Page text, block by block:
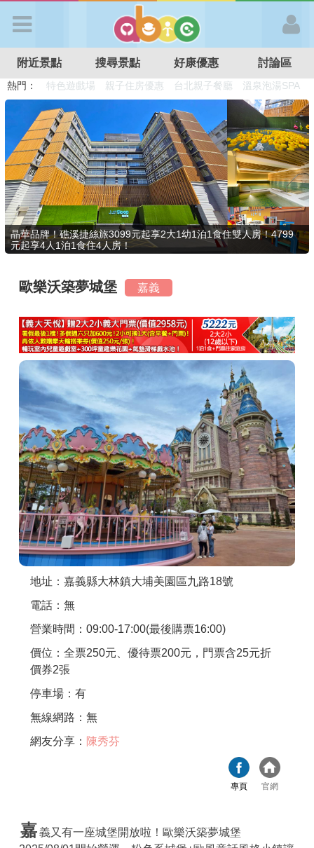
APP登入
首 頁
搜尋景點
好康優惠
最新消息
最新留言
商家合作
推薦景點
討論區
聯絡我們
APP下載
附近景點 搜尋景點 好康優惠 討論區
熱門： 溜滑梯民宿 觀光工廠 DIY摘果
日本親子景點
特色遊戲場
親子住房優惠 台北親子餐廳 溫泉泡湯SPA
晶華品牌！礁溪捷絲旅3099元起享2大1幼1泊1食住雙人房！4799
元起享4人1泊1食住4人房！
歐樂沃築夢城堡 嘉義
地址：嘉義縣大林鎮大埔美園區九路18號
電話：無
營業時間：09:00-17:00(最後購票16:00)
價位：全票250元、優待票200元，門票含25元折
價券2張
停車場：有
無線網路：無
網友分享： 陳秀芬
專頁 官網
嘉義又有一座城堡開放啦！歐樂沃築夢城堡